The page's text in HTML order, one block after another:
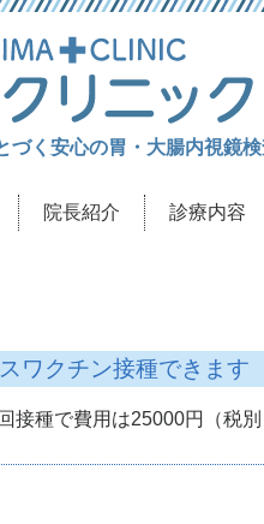
づく安心の胃・大腸内視鏡
院長紹介 診療内容
ワクチン接種できます
接種で費用は25000円（税